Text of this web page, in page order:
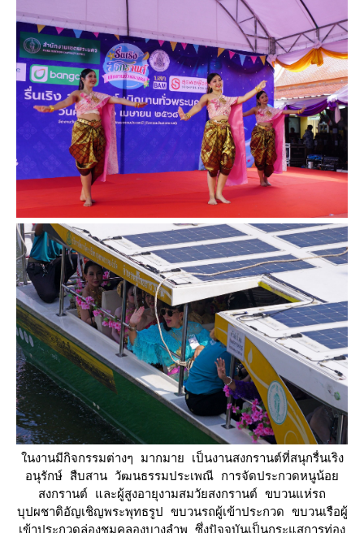
นงานมีกิจกรรมต่างๆ มากมาย เป็นงานสงกรานต์ที่สนุกรื่นเริง
อนุรักษ์ สืบสาน วัฒนธรรมประเพณี การจัดประกวดหนูน้อ
สงกรานต์ และผู้สูงอายุงามสมวัยสงกรานต์ ขบวนแห่รถ
บุปผชาติอัญเชิญพระพุทธรูป ขบวนรถผู้เข้าประกวด ขบวนเรือผู้